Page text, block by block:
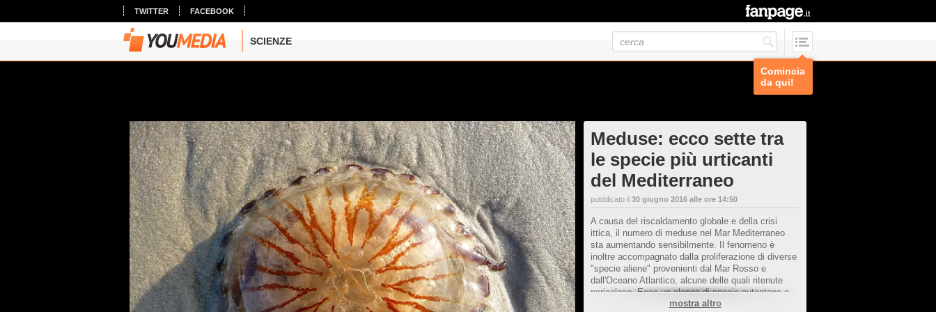
TWITTER FACEBOOK
SCIENZE
Comincia
da qui!
Meduse: ecco sette tra
le specie più urticanti
del Mediterraneo
pubblicato il 30 giugno 2016 alle ore 14:50
A causa del riscaldamento globale e della crisi
ittica, il numero di meduse nel Mar Mediterraneo
sta aumentando sensibilmente. Il fenomeno è
inoltre accompagnato dalla proliferazione di diverse
"specie aliene" provenienti dal Mar Rosso e
dall'Oceano Atlantico, alcune delle quali ritenute
pericolose. Ecco un elenco di specie autoctone e
"aliene" presenti nel nostro mare dalle quali è
mostra altro